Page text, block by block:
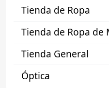
Tienda de Ropa
Tienda de Ropa de
Tienda General
Óptica